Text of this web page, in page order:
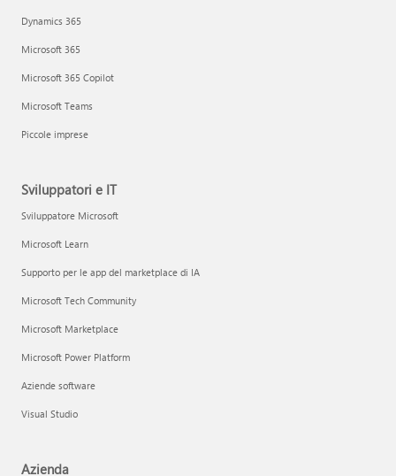
Dynamics 365
Microsoft 365
Microsoft 365 Copilot
Microsoft Teams
Piccole imprese
Sviluppatori e IT
Sviluppatore Microsoft
Microsoft Learn
Supporto per le app del marketplace di IA
Microsoft Tech Community
Microsoft Marketplace
Microsoft Power Platform
Aziende software
Visual Studio
Azienda